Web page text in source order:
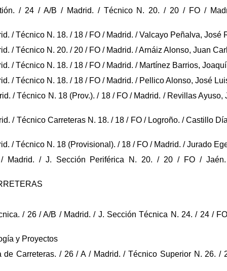
/ 24 / A/B / Madrid. / Técnico N. 20. / 20 / FO /
/ Técnico N. 18. / 18 / FO / Madrid. / Valcayo Peñalva, José
/ Técnico N. 20. / 20 / FO / Madrid. / Arnáiz Alonso, Juan
/ Técnico N. 18. / 18 / FO / Madrid. / Martínez Barrios,
/ Técnico N. 18. / 18 / FO / Madrid. / Pellico Alonso, José
/ Técnico N. 18 (Prov.). / 18 / FO / Madrid. / Revillas
/ Técnico Carreteras N. 18. / 18 / FO / Logroño. / Castillo
/ Técnico N. 18 (Provisional). / 18 / FO / Madrid. / Jurado
/ J. Sección Periférica N. 20. / 20 / FO / Jaén.
/ 26 / A/B / Madrid. / J. Sección Técnica N. 24. / 24 /
y Proyectos
Carreteras. / 26 / A / Madrid. / Técnico Superior N. 26. /